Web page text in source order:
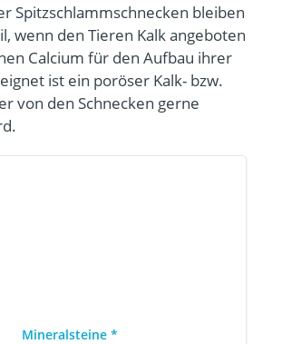
Spitzschlammschnecken bleiben
wenn den Tieren Kalk angeboten
Calcium für den Aufbau ihrer
ist ein poröser Kalk- bzw.
von den Schnecken gerne
Mineralsteine*